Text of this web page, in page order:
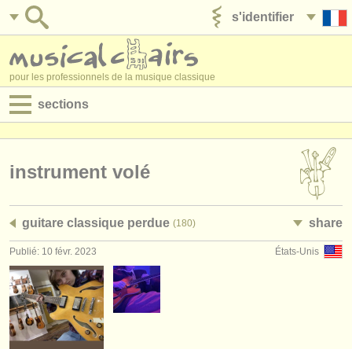
s'identifier
pour les professionnels de la musique classique
sections
jobs - administration
degree courses
stages/cours
concours/prix
instrument volé
guitare classique perdue (180) share
États-Unis
Publié: 10 févr. 2023